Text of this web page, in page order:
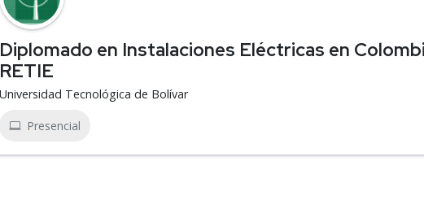
Diplomado en Instalaciones Eléctricas en
RETIE
Universidad Tecnológica de Bolívar
Presencial